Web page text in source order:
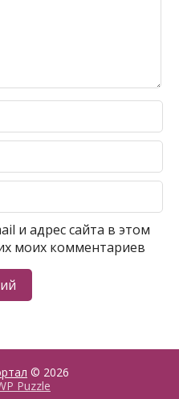
и адрес сайта в этом
моих комментариев
© 2026
Puzzle